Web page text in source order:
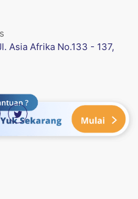
Asia Afrika No.133 - 137,